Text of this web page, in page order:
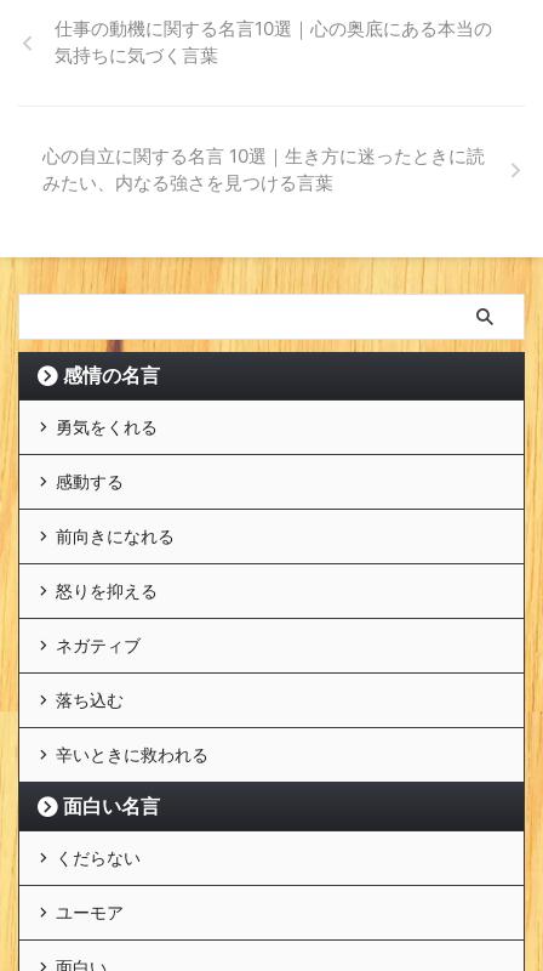
仕事の動機に関する名言10選｜心の奥底にある本当の
気持ちに気づく言葉
心の自立に関する名言 10選｜生き方に迷ったときに読
みたい、内なる強さを見つける言葉
感情の名言
勇気をくれる
感動する
前向きになれる
怒りを抑える
ネガティブ
落ち込む
辛いときに救われる
面白い名言
くだらない
ユーモア